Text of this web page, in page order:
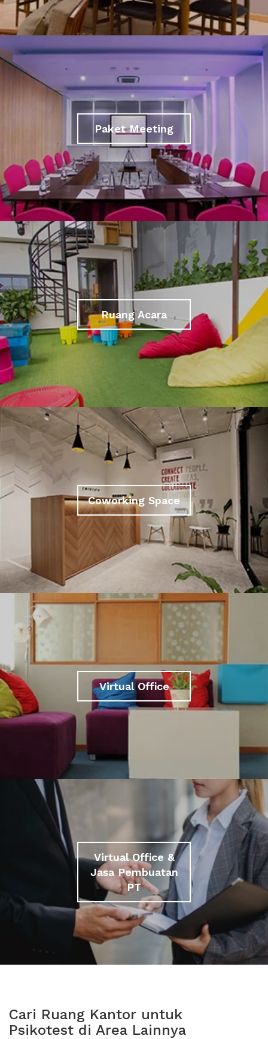
Paket Meeting
Ruang Acara
Coworking Space
Virtual Office
Virtual Office &
Jasa Pembuatan
PT
Cari Ruang Kantor untuk
Psikotest di Area Lainnya